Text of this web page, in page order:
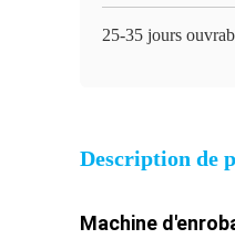
25-35 jours
Description de
Machine